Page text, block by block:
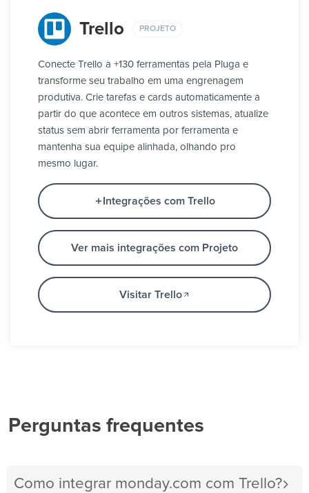
Trello PROJETO
Conecte Trello a +130 ferramentas pela Pluga e
transforme seu trabalho em uma engrenagem
produtiva. Crie tarefas e cards automaticamente a
partir do que acontece em outros sistemas, atualize
status sem abrir ferramenta por ferramenta e
mantenha sua equipe alinhada, olhando pro
mesmo lugar.
Integrações com Trello
Ver mais integrações com Projeto
Visitar Trello
Perguntas frequentes
Como integrar monday.com com Trello?